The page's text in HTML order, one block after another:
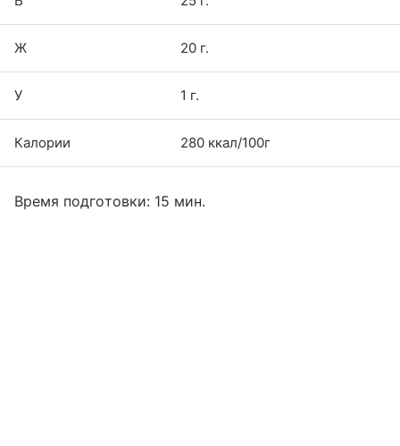
Ж 20 г.
У 1 г.
Калории 280 ккал/100г
Время подготовки: 15 мин.